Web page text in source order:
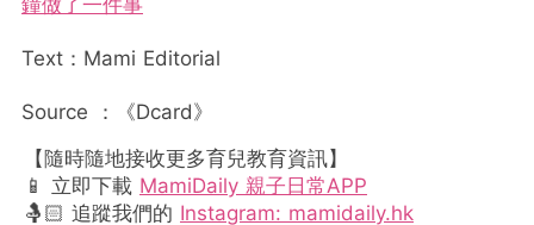
鐘做了一件事
Text：Mami Editorial
Source ：《Dcard》
【隨時隨地接收更多育兒教育資訊】
📱 立即下載 MamiDaily 親子日常APP
🤱🏻 追蹤我們的 Instagram: mamidaily.hk